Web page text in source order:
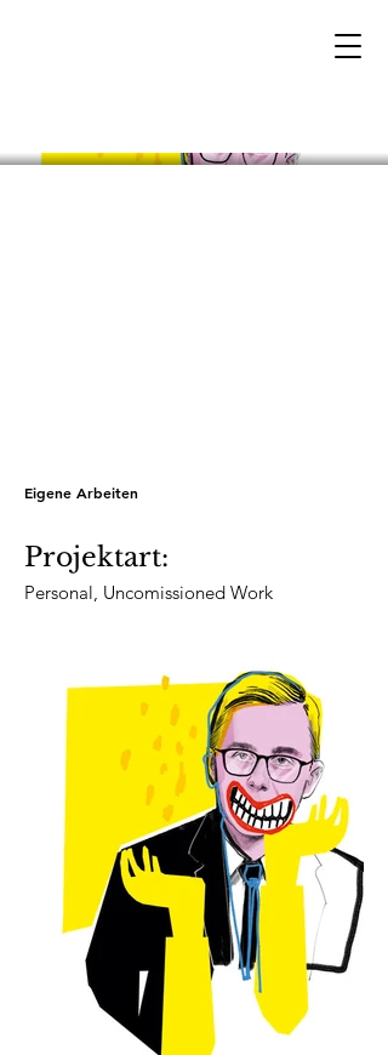
Eigene Arbeiten
Projektart:
Personal, Uncomissioned Work